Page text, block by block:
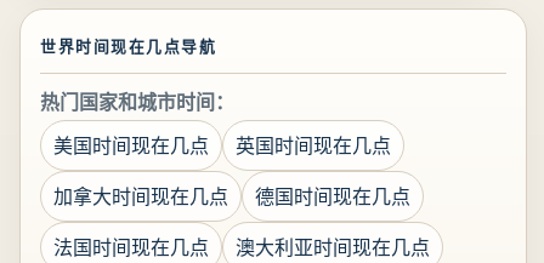
世界时间现在几点导航
热门国家和城市时间：
美国时间现在几点
英国时间现在几点
加拿大时间现在几点
德国时间现在几点
法国时间现在几点
澳大利亚时间现在几点